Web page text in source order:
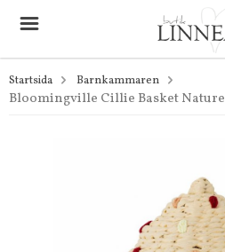
Startsida Barnkammaren
Bloomingville Cillie Basket Nature